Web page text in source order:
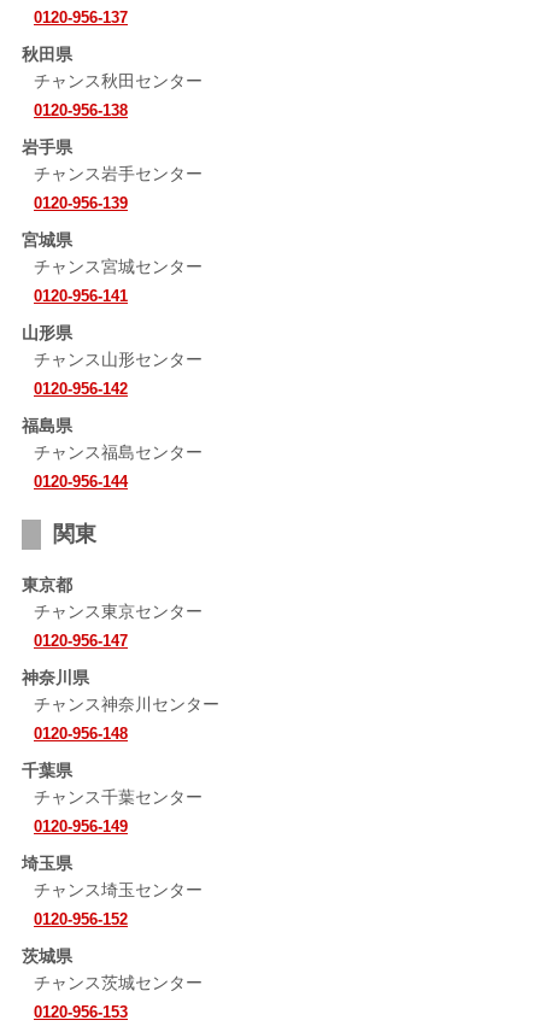
0120-956-137
秋田県
チャンス秋田センター
0120-956-138
岩手県
チャンス岩手センター
0120-956-139
宮城県
チャンス宮城センター
0120-956-141
山形県
チャンス山形センター
0120-956-142
福島県
チャンス福島センター
0120-956-144
関東
東京都
チャンス東京センター
0120-956-147
神奈川県
チャンス神奈川センター
0120-956-148
千葉県
チャンス千葉センター
0120-956-149
埼玉県
チャンス埼玉センター
0120-956-152
茨城県
チャンス茨城センター
0120-956-153